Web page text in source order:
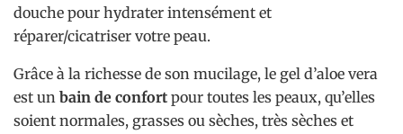
douche pour hydrater intensément et
réparer/cicatriser votre peau.
Grâce à la richesse de son mucilage, le gel d’aloe vera
est un bain de confort pour toutes les peaux, qu’elles
soient normales, grasses ou sèches, très sèches et